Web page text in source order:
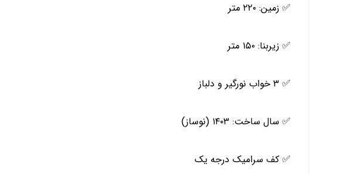
✅ زمین: ۲۲۰ متر
✅ زیربنا: ۱۵۰ متر
✅ ۳ خواب نورگیر و دلباز
✅ سال ساخت: ۱۴۰۳ (نوساز)
✅ کف سرامیک درجه یک